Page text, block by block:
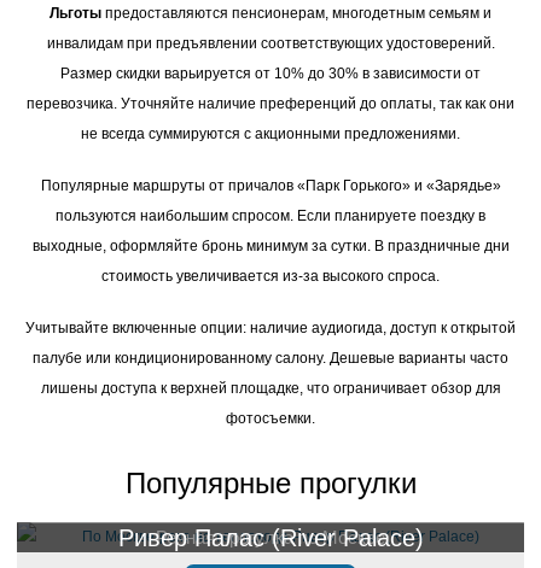
Льготы предоставляются пенсионерам, многодетным семьям и
инвалидам при предъявлении соответствующих удостоверений.
Размер скидки варьируется от 10% до 30% в зависимости от
перевозчика. Уточняйте наличие преференций до оплаты, так как они
не всегда суммируются с акционными предложениями.
Популярные маршруты от причалов «Парк Горького» и «Зарядье»
пользуются наибольшим спросом. Если планируете поездку в
выходные, оформляйте бронь минимум за сутки. В праздничные дни
стоимость увеличивается из-за высокого спроса.
Учитывайте включенные опции: наличие аудиогида, доступ к открытой
палубе или кондиционированному салону. Дешевые варианты часто
лишены доступа к верхней площадке, что ограничивает обзор для
фотосъемки.
Популярные прогулки
Речная прогулка по Москве
Ривер Палас (River Palace)